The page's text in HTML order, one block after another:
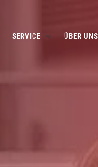
SERVICE ÜBER UNS